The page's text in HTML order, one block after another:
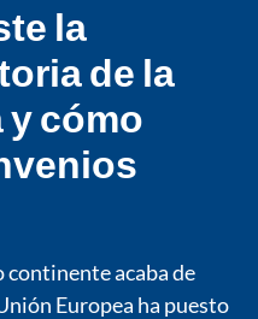
la
de la
y cómo
continente acaba de
Europea ha puesto